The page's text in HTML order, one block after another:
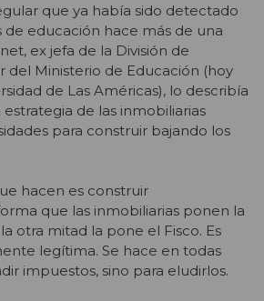
que ya había sido detectado
de educación hace más de una
ex jefa de la División de
del Ministerio de Educación (hoy
de Las Américas), lo describía
de las inmobiliarias
para construir bajando los
hacen es construir
que las inmobiliarias ponen la
otra mitad la pone el Fisco. Es
legítima. Se hace en todas
impuestos, sino para eludirlos.